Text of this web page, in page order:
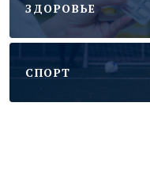
ЗДОРОВЬЕ
CПОРТ